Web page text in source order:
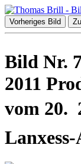
Vorheriges Bild
Bild Nr.
2011
vom 20.